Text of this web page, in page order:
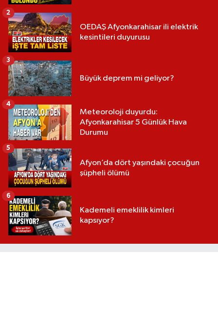
OEDAŞ Afyonkarahisar ili elektrik
kesintileri duyurusu
2
Büyük deprem mi geliyor?
3
Meteoroloji duyurdu:
Afyonkarahisar 5 Günlük Hava
Durumu
4
Afyon’da dört yaşındaki çocuğun
şüpheli ölümü
5
Kademeli emeklilik kimleri
kapsıyor?
6